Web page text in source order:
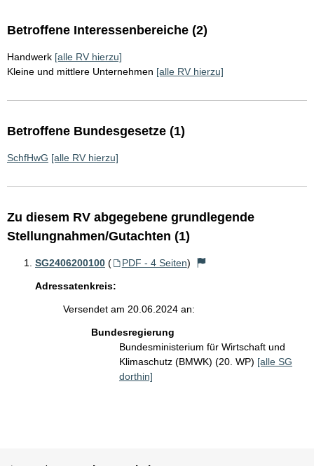
Betroffene Interessenbereiche (2)
Handwerk [alle RV hierzu]
Kleine und mittlere Unternehmen [alle RV hierzu]
Betroffene Bundesgesetze (1)
SchfHwG [alle RV hierzu]
Zu diesem RV abgegebene grundlegende
Stellungnahmen/Gutachten (1)
SG2406200100 ( PDF - 4 Seiten)
Adressatenkreis:
Versendet am 20.06.2024 an:
Bundesregierung
Bundesministerium für Wirtschaft und
Klimaschutz (BMWK) (20. WP) [alle SG
dorthin]